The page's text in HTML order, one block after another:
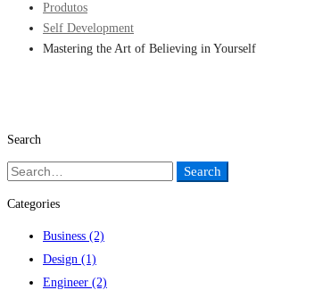
Produtos
Self Development
Mastering the Art of Believing in Yourself
Search
Search
Search
Categories
Business (2)
Design (1)
Engineer (2)